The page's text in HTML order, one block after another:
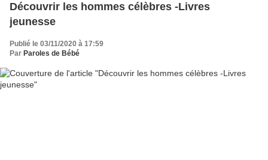
Découvrir les hommes célèbres -Livres
jeunesse
Publié le 03/11/2020 à 17:59
Par Paroles de Bébé